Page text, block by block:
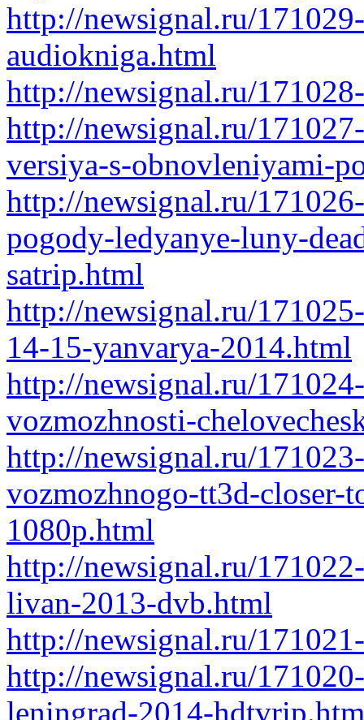
http://newsignal.ru/
audiokniga.html
http://newsignal.ru/
http://newsignal.ru/
versiya-s-obnovleniyami-
http://newsignal.ru/
pogody-ledyanye-luny-
satrip.html
http://newsignal.ru/
14-15-yanvarya-2014.html
http://newsignal.ru/
vozmozhnosti-
http://newsignal.ru/
vozmozhnogo-tt3d-closer-
1080p.html
http://newsignal.ru/
livan-2013-dvb.html
http://newsignal.ru/
http://newsignal.ru/
leningrad-2014-